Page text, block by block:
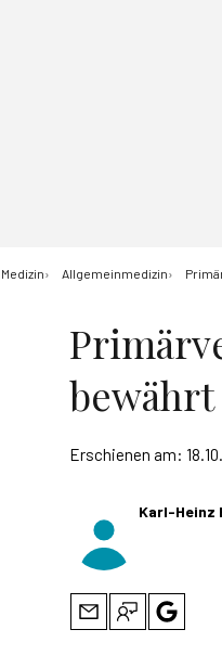
Medizin Allgemeinmedizin
bewährt
Erschienen am:
Karl-Heinz